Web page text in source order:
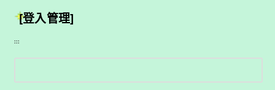
[登入管理]
:::
搜
尋